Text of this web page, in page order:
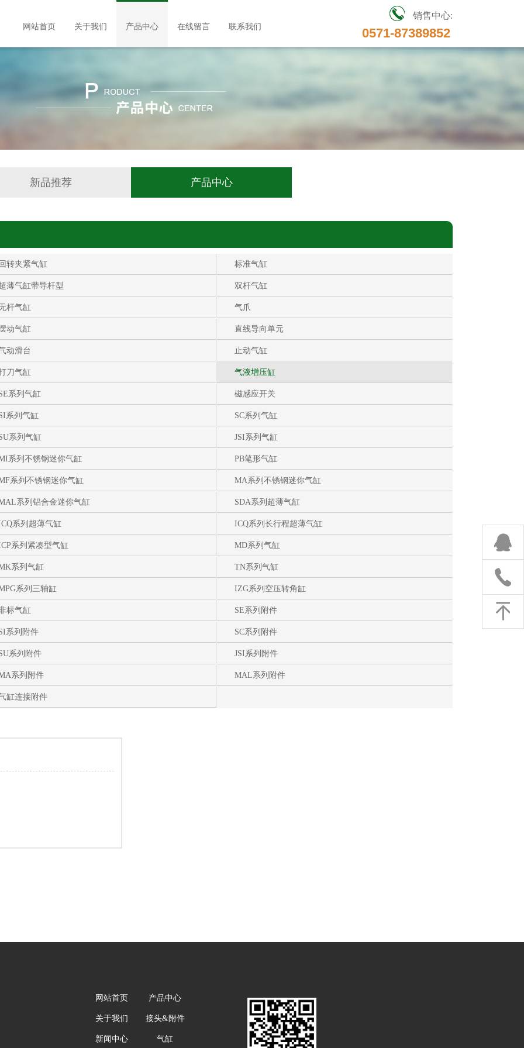
网站首页 关于我们 产品中心 在线留言 联系我们
销售中心:
0571-87389852
新品推荐 产品中心
转夹紧气缸 标准气缸
薄气缸带导杆型 双杆气缸
杆气缸 气爪
动气缸 直线导向单元
动滑台 止动气缸
刀气缸 气液增压缸
系列气缸 磁感应开关
系列气缸 SC系列气缸
系列气缸 JSI系列气缸
系列不锈钢迷你气缸 PB笔形气缸
系列不锈钢迷你气缸 MA系列不锈钢迷你气缸
系列铝合金迷你气缸 SDA系列超薄气缸
系列超薄气缸 ICQ系列长行程超薄气缸
系列紧凑型气缸 MD系列气缸
系列气缸 TN系列气缸
系列三轴缸 IZG系列空压转角缸
标气缸 SE系列附件
系列附件 SC系列附件
系列附件 JSI系列附件
系列附件 MAL系列附件
缸连接附件
网站首页
关于我们
新闻中心
产品中心
接头&附件
气缸